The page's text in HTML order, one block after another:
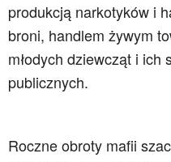
produkcją narkotyków i
broni, handlem żywym
młodych dziewcząt i ich
publicznych.
Roczne obroty mafii